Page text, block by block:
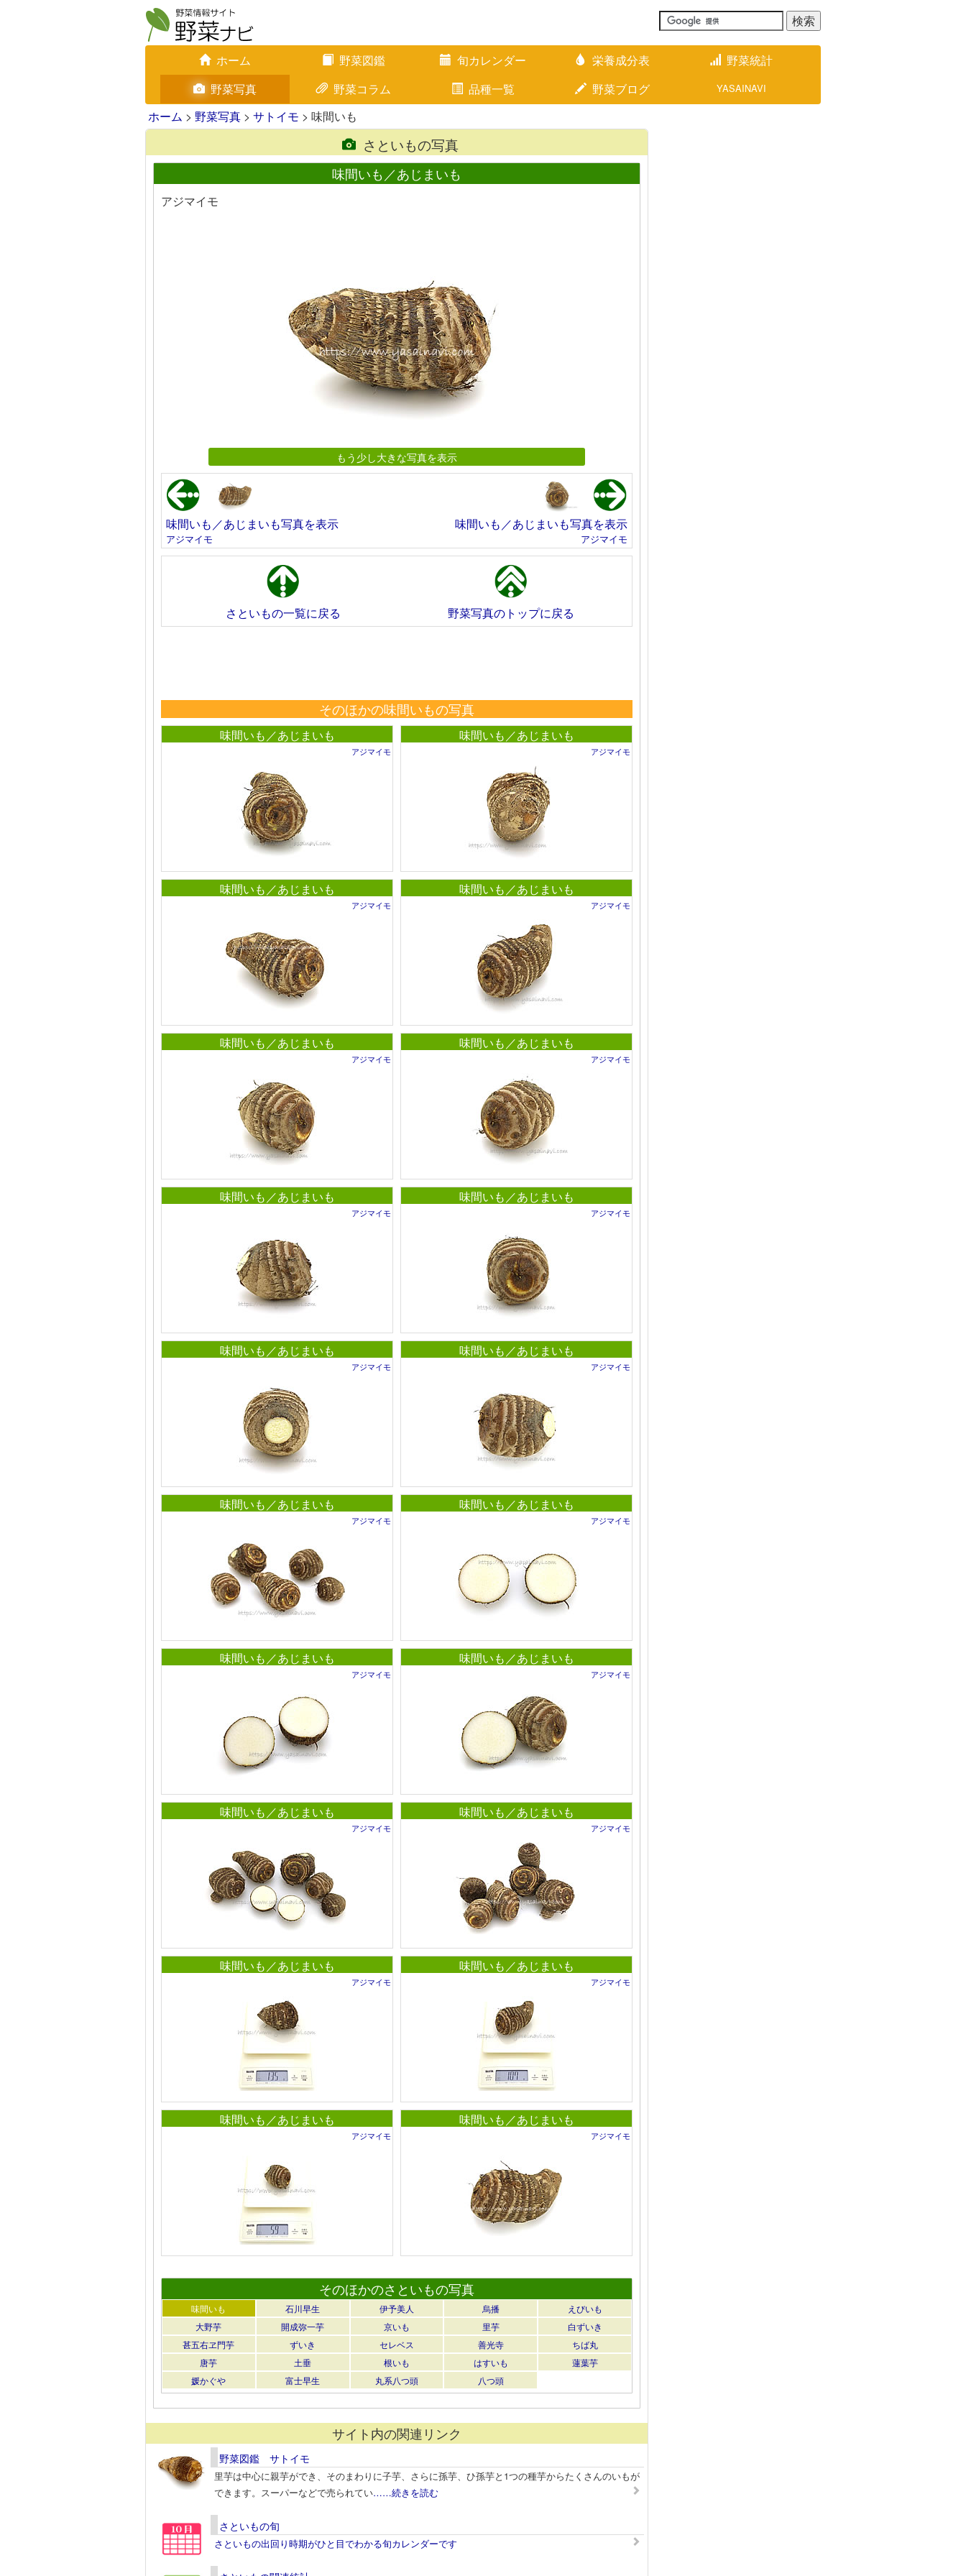
ホーム 野菜図鑑 旬カレンダー 栄養成分表
野菜統計
野菜写真
野菜コラム 品種一覧 野菜ブログ YASAINAVI
ホーム > 野菜写真 > サトイモ > 味間いも
さといもの写真
味間いも／あじまいも
アジマイモ
もう少し大きな写真を表示
味間いも／あじまいも写真を表示
アジマイモ
味間いも／あじまいも写真を表示
アジマイモ
さといもの一覧に戻る 野菜写真のトップに戻る
そのほかの味間いもの写真
味間いも／あじまいも
アジマイモ
味間いも／あじまいも
アジマイモ
味間いも／あじまいも
アジマイモ
味間いも／あじまいも
アジマイモ
味間いも／あじまいも
アジマイモ
味間いも／あじまいも
アジマイモ
味間いも／あじまいも
アジマイモ
味間いも／あじまいも
アジマイモ
味間いも／あじまいも
アジマイモ
味間いも／あじまいも
アジマイモ
味間いも／あじまいも
アジマイモ
味間いも／あじまいも
アジマイモ
味間いも／あじまいも
アジマイモ
味間いも／あじまいも
アジマイモ
味間いも／あじまいも
アジマイモ
味間いも／あじまいも
アジマイモ
味間いも／あじまいも
アジマイモ
味間いも／あじまいも
アジマイモ
味間いも／あじまいも
アジマイモ
味間いも／あじまいも
アジマイモ
そのほかのさといもの写真
味間いも 石川早生 伊予美人 烏播
えびいも
大野芋
開成弥一芋 京いも 里芋
白ずいき
甚五右ヱ門芋
ずいき セレベス 善光寺
ちば丸
唐芋
土垂 根いも はすいも
蓮葉芋
媛かぐや
富士早生 丸系八つ頭 八つ頭
サイト内の関連リンク
野菜図鑑 サトイモ
里芋は中心に親芋ができ、そのまわりに子芋、さらに孫芋、ひ孫芋と1つの種芋からたくさんのいもが
できます。スーパーなどで売られてい……続きを読む
さといもの旬
さといもの出回り時期がひと目でわかる旬カレンダーです